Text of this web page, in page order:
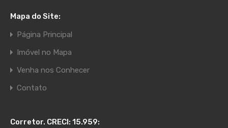
Mapa do Site:
Página Principal
Imóvel no Mapa
Venha nos Conhecer
Contato
Corretor. CRECI: 15.959: